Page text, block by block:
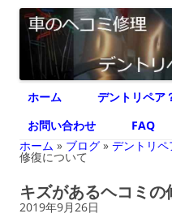
デントリペア
車のヘコミ修理専門 神奈川県
ホーム デントリペア
お問い合わせ
FAQ
ホーム » ブログ » デントリ
修復について
キズがあるヘコミの
2019年9月26日